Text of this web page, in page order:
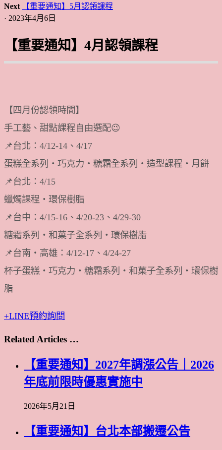
Next
【重要通知】5月認領課程
· 2023年4月6日
【重要通知】4月認領課程
【四月份認領時間】
手工藝、甜點課程自由選配😉
📌台北：4/12-14、4/17
蛋糕全系列・巧克力・糖霜全系列・造型課程・月餅
📌台北：4/15
蠟燭課程・環保樹脂
📌台中：4/15-16、4/20-23、4/29-30
糖霜系列・和菓子全系列・環保樹脂
📌台南・高雄：4/12-17、4/24-27
杯子蛋糕・巧克力・糖霜系列・和菓子全系列・環保樹
脂
+LINE預約詢問
Related Articles …
【重要通知】2027年調漲公告｜2026
年底前限時優惠實施中
2026年5月21日
【重要通知】台北本部搬遷公告